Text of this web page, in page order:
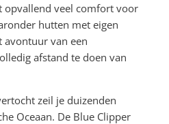
opvallend veel comfort voor
hutten met eigen
avontuur van een
afstand te doen van
zeil je duizenden
Oceaan. De Blue Clipper